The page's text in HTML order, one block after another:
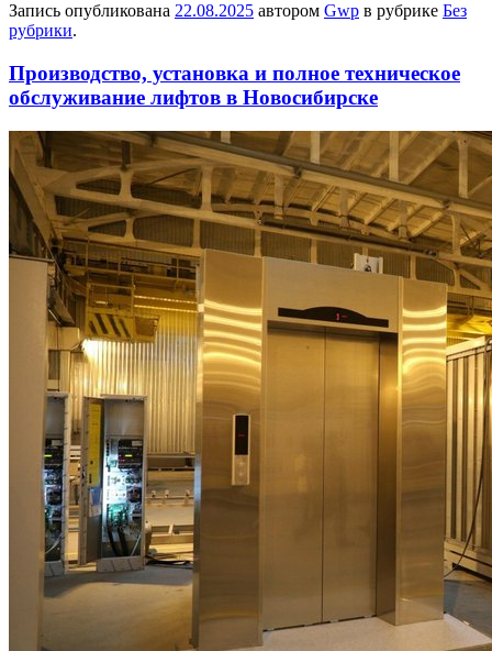
Запись опубликована 22.08.2025 автором Gwp в рубрике Без
рубрики.
Производство, установка и полное техническое
обслуживание лифтов в Новосибирске